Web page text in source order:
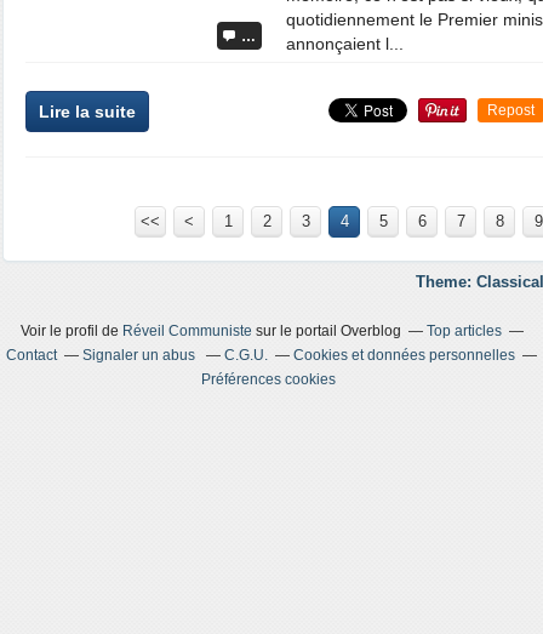
…
quotidiennement le Premier
annonçaient l...
Lire la suite Repost
<< < 1 2 3 4 5 6 7 8 9
Theme:
Voir le profil de Réveil Communiste sur le portail Overblog
Top articles
Contact
Signaler un abus C.G.U.
Cookies et données personnelles
Préférences cookies